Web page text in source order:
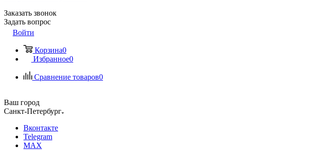
Заказать звонок
Задать вопрос
Войти
Корзина0
Избранное0
Сравнение товаров0
Ваш город
Санкт-Петербург
Вконтакте
Telegram
MAX